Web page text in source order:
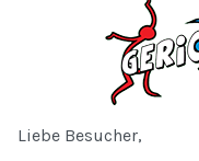
Liebe Besucher,